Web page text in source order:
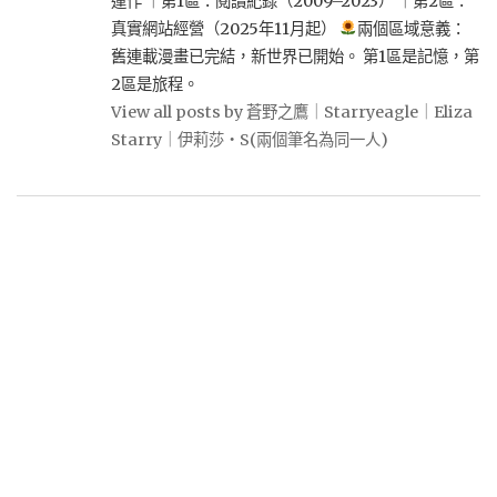
真實網站經營（2025年11月起）
兩個區域意義：
舊連載漫畫已完結，新世界已開始。 第1區是記憶，第
2區是旅程。
View all posts by 蒼野之鷹｜Starryeagle｜Eliza
Starry｜伊莉莎・S(兩個筆名為同一人)